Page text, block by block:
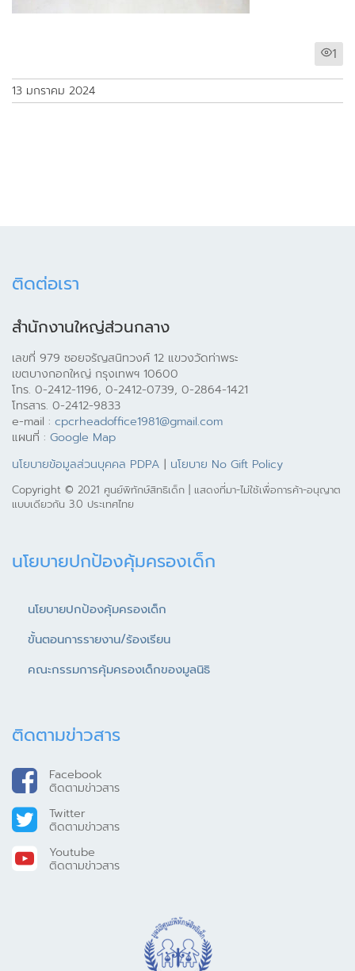
1
13 มกราคม 2024
ติดต่อเรา
สำนักงานใหญ่ส่วนกลาง
เลขที่ 979 ซอยจรัญสนิทวงศ์ 12 แขวงวัดท่าพระ
เขตบางกอกใหญ่ กรุงเทพฯ 10600
โทร. 0-2412-1196, 0-2412-0739, 0-2864-1421
โทรสาร. 0-2412-9833
e-mail : cpcrheadoffice1981@gmail.com
แผนที่ : Google Map
นโยบายข้อมูลส่วนบุคคล PDPA | นโยบาย No Gift Policy
Copyright © 2021 ศูนย์พิทักษ์สิทธิเด็ก | แสดงที่มา-ไม่ใช้เพื่อการค้า-อนุญาต
แบบเดียวกัน 3.0 ประเทศไทย
นโยบายปกป้องคุ้มครองเด็ก
นโยบายปกป้องคุ้มครองเด็ก
ขั้นตอนการรายงาน/ร้องเรียน
คณะกรรมการคุ้มครองเด็กของมูลนิธิ
ติดตามข่าวสาร
Facebook
ติดตามข่าวสาร
Twitter
ติดตามข่าวสาร
Youtube
ติดตามข่าวสาร